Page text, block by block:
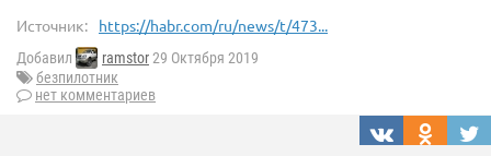
Источник: https://habr.com/ru/news/t/473...
Добавил ramstor29 Октября 2019
безпилотник
нет комментариев